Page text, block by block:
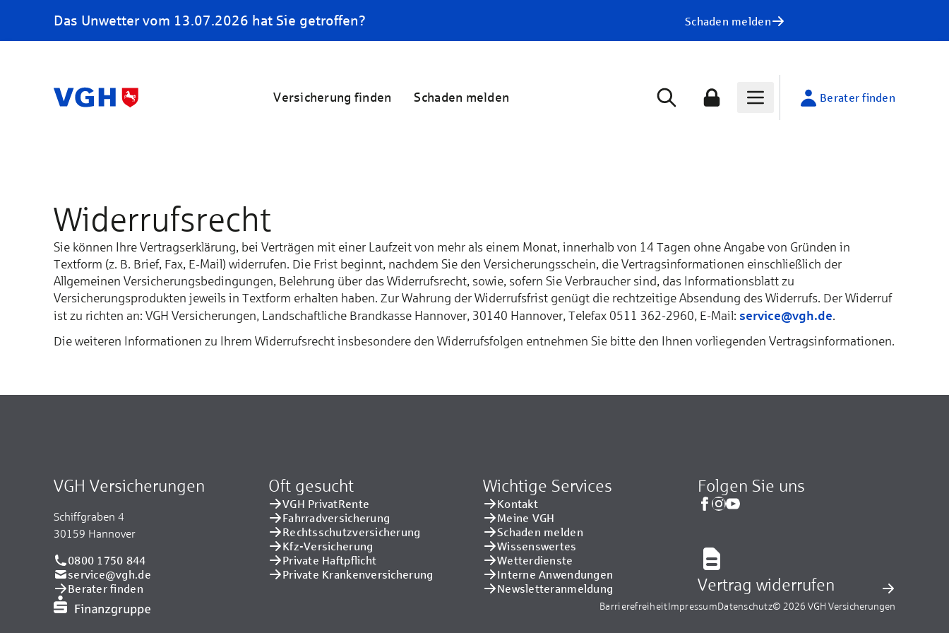
Das Unwetter vom 13.07.2026 hat Sie getroffen? Schaden melden
Versicherung finden Schaden melden Berater finden
Widerrufsrecht
Sie können Ihre Vertragserklärung, bei Verträgen mit einer Laufzeit von mehr als einem Monat, innerhalb von 14 Tagen ohne Angabe von Gründen in
Textform (z. B. Brief, Fax, E-Mail) widerrufen. Die Frist beginnt, nachdem Sie den Versicherungsschein, die Vertragsinformationen einschließlich der
Allgemeinen Versicherungsbedingungen, Belehrung über das Widerrufsrecht, sowie, sofern Sie Verbraucher sind, das Informationsblatt zu
Versicherungsprodukten jeweils in Textform erhalten haben. Zur Wahrung der Widerrufsfrist genügt die rechtzeitige Absendung des Widerrufs. Der Widerruf
ist zu richten an: VGH Versicherungen, Landschaftliche Brandkasse Hannover, 30140 Hannover, Telefax 0511 362-2960, E-Mail: service@vgh.de.
Die weiteren Informationen zu Ihrem Widerrufsrecht insbesondere den Widerrufsfolgen entnehmen Sie bitte den Ihnen vorliegenden Vertragsinformationen.
VGH Versicherungen
Schiffgraben 4
30159 Hannover
0800 1750 844
service@vgh.de
Berater finden
Oft gesucht
VGH PrivatRente
Fahrradversicherung
Rechtsschutzversicherung
Kfz-Versicherung
Private Haftpflicht
Private Kranken­versicherung
Wichtige Services
Kontakt
Meine VGH
Schaden melden
Wissenswertes
Wetterdienste
Interne Anwendungen
Newsletteranmeldung
Folgen Sie uns
Vertrag widerrufen
BarrierefreiheitImpressumDatenschutz© 2026 VGH Versicherungen